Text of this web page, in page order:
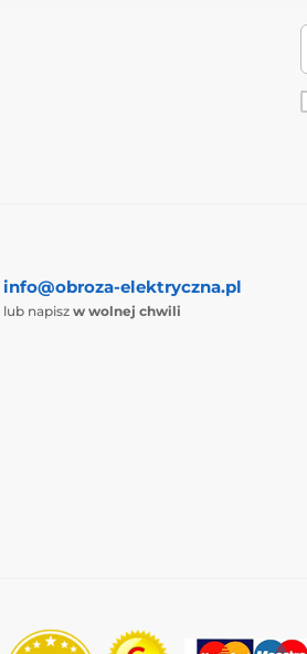
info@obroza-elektryczna.pl
lub napisz w wolnej chwili